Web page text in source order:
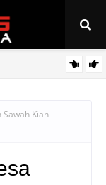
Sawah Kian